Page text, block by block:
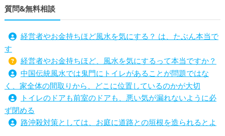
質問&無料相談
経営者やお金持ちほど風水を気にする？ は、たぶん本当で
す
経営者やお金持ちほど、風水を気にするって本当ですか？
中国伝統風水では鬼門にトイレがあることが問題ではな
く、家全体の間取りから、どこに位置しているのかが大切
トイレのドアも前室のドアも、悪い気が漏れないように必
ず閉める
路沖殺対策としては、お庭に道路との垣根を造られるとよ